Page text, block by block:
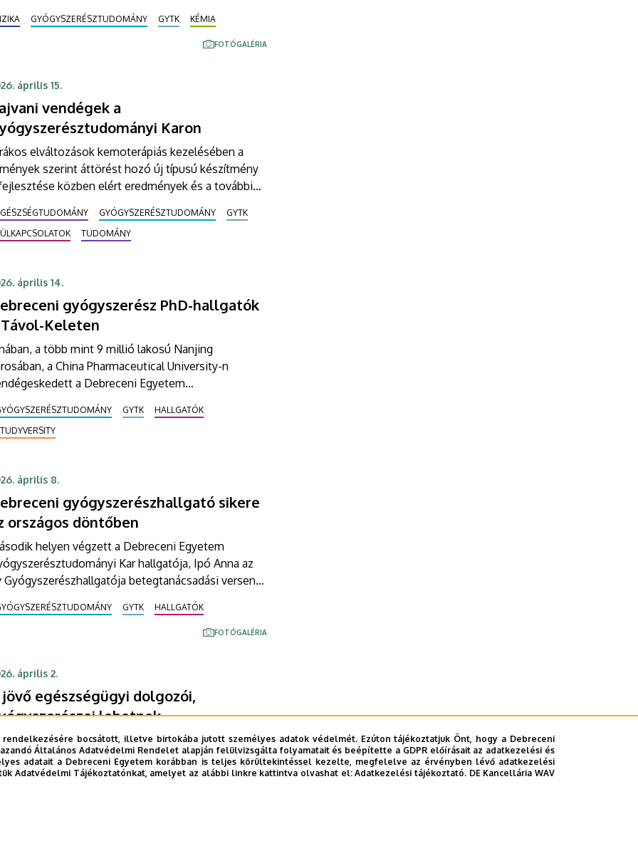
egyre több fiatal választ majd
GYÓGYSZERÉSZTUDOMÁNY GYTK KÉMIA
FOTÓGALÉRIA
április 15.
vendégek a
Karon
elváltozások kemoterápiás kezelésében a
szerint áttörést hozó új típusú készítmény
közben elért eredmények és a további
amit a Taipei Medical University
és a Debreceni Egyetem
GYÓGYSZERÉSZTUDOMÁNY
GYTK
TUDOMÁNY
április 14.
gyógyszerész PhD-hallgatók
Keleten
a több mint 9 millió lakosú Nanjing
a China Pharmaceutical University-n
a Debreceni Egyetem
Az utazás elsődleges célja a két intézmény
szakmai és tudományos együttműködés
GYTK
HALLGATÓK
április 8.
gyógyszerészhallgató sikere
országos döntőben
helyen végzett a Debreceni Egyetem
Kar hallgatója, Ipó Anna az
Gyógyszerészhallgatója betegtanácsadási verseny
képzést folytató hazai felsőoktatási
hallgatói mérték össze tudásukat.
GYTK HALLGATÓK
FOTÓGALÉRIA
április 2.
jövő egészségügyi dolgozói,
lehetnek
alkalommal rendezte meg az országban
természettudományos versenyét a
Egyetem Gyógyszerésztudományi Kara. A
bocsátott, illetve birtokába jutott személyes adatok védelmét. Ezúton tájékoztatjuk Önt, hogy a Debreceni
Általános Adatvédelmi Rendelet alapján felülvizsgálta folyamatait és beépítette a GDPR előírásait az adatkezelési és
adatait a Debreceni Egyetem korábban is teljes körültekintéssel kezelte, megfelelve az érvényben lévő adatkezelési
Adatvédelmi Tájékoztatónkat, amelyet az alábbi linkre kattintva olvashat el:Adatkezelési tájékoztató. DE Kancellária WAV